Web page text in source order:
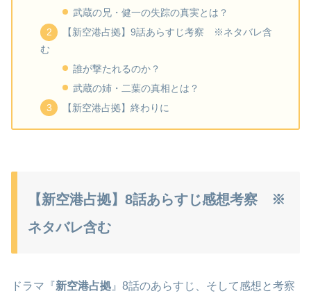
武蔵の兄・健一の失踪の真実とは？
【新空港占拠】9話あらすじ考察 ※ネタバレ含
む
誰が撃たれるのか？
武蔵の姉・二葉の真相とは？
【新空港占拠】終わりに
【新空港占拠】8話あらすじ感想考察 ※
ネタバレ含む
ドラマ『新空港占拠 』8話のあらすじ、そして感想と考察